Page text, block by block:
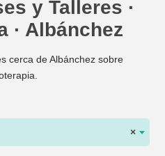
y Talleres ·
· Albánchez
cerca de Albánchez sobre
×